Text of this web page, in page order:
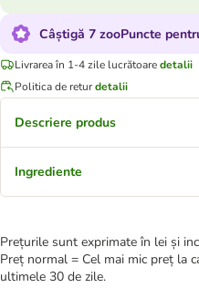
Câștigă 7 zooPuncte
Livrarea în 1-4 zile lucrătoaredetalii
Politica de returdetalii
Descriere produs
Ingrediente
Prețurile sunt exprimate în lei și
Preț normal = Cel mai mic preț la
ultimele 30 de zile.